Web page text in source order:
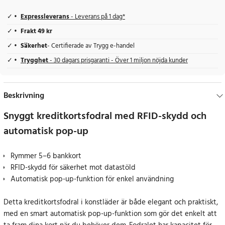
Expressleverans- Leverans på 1 dag*
Frakt 49 kr
Säkerhet- Certifierade av Trygg e-handel
Trygghet- 30 dagars prisgaranti - Över 1 miljon nöjda kunder
Beskrivning
Snyggt kreditkortsfodral med RFID-skydd och
automatisk pop-up
Rymmer 5–6 bankkort
RFID-skydd för säkerhet mot datastöld
Automatisk pop-up-funktion för enkel användning
Detta kreditkortsfodral i konstläder är både elegant och praktiskt,
med en smart automatisk pop-up-funktion som gör det enkelt att